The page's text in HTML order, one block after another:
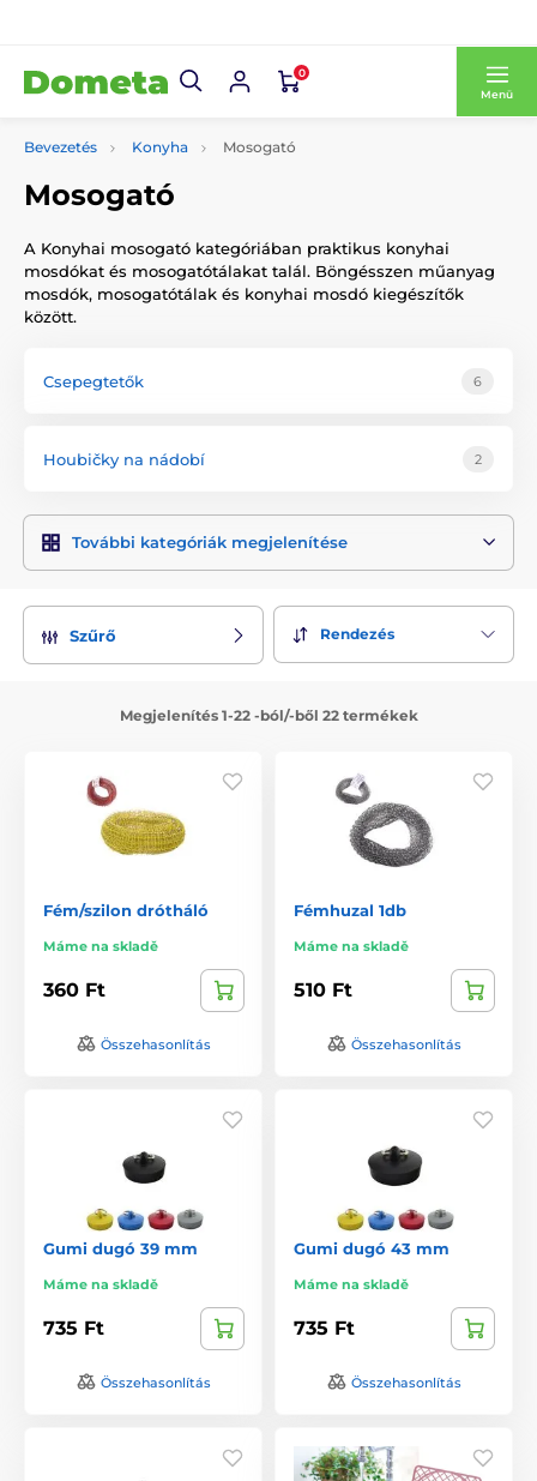
0
Menü
Bevezetés Konyha Mosogató
Mosogató
A Konyhai mosogató kategóriában praktikus konyhai
mosdókat és mosogatótálakat talál. Böngésszen műanyag
mosdók, mosogatótálak és konyhai mosdó kiegészítők
között.
Csepegtetők 6
Houbičky na nádobí 2
További kategóriák megjelenítése
Szűrő Rendezés
Megjelenítés 1-22 -ból/-ből 22 termékek
Fém/szilon drótháló
Máme na skladě
360 Ft
Összehasonlítás
Fémhuzal 1db
Máme na skladě
510 Ft
Összehasonlítás
Gumi dugó 39 mm
Máme na skladě
735 Ft
Összehasonlítás
Gumi dugó 43 mm
Máme na skladě
735 Ft
Összehasonlítás